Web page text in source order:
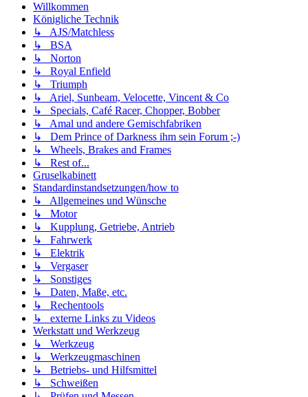
Willkommen
Königliche Technik
↳ AJS/Matchless
↳ BSA
↳ Norton
↳ Royal Enfield
↳ Triumph
↳ Ariel, Sunbeam, Velocette, Vincent & Co
↳ Specials, Café Racer, Chopper, Bobber
↳ Amal und andere Gemischfabriken
↳ Dem Prince of Darkness ihm sein Forum ;-)
↳ Wheels, Brakes and Frames
↳ Rest of...
Gruselkabinett
Standardinstandsetzungen/how to
↳ Allgemeines und Wünsche
↳ Motor
↳ Kupplung, Getriebe, Antrieb
↳ Fahrwerk
↳ Elektrik
↳ Vergaser
↳ Sonstiges
↳ Daten, Maße, etc.
↳ Rechentools
↳ externe Links zu Videos
Werkstatt und Werkzeug
↳ Werkzeug
↳ Werkzeugmaschinen
↳ Betriebs- und Hilfsmittel
↳ Schweißen